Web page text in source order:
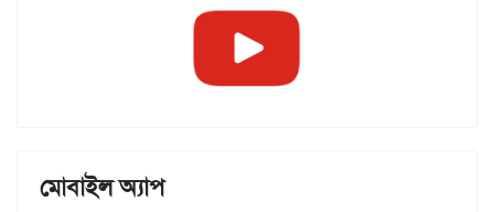
মোবাইল অ্যাপ